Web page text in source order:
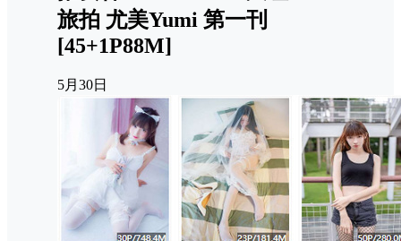
旅拍 尤美Yumi 第一刊
[45+1P88M]
5月30日